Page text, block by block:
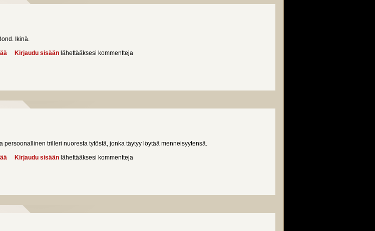
Ikinä.
about 007 Skyfall
Kirjaudu sisään lähettääksesi kommentteja
persoonallinen trilleri nuoresta tytöstä, jonka täytyy löytää menneisyytensä.
about Hanna
Kirjaudu sisään lähettääksesi kommentteja